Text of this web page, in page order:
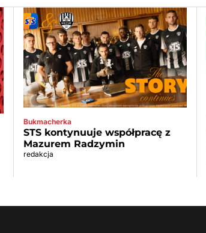
Bukmacherka
STS kontynuuje współpracę z
Mazurem Radzymin
redakcja